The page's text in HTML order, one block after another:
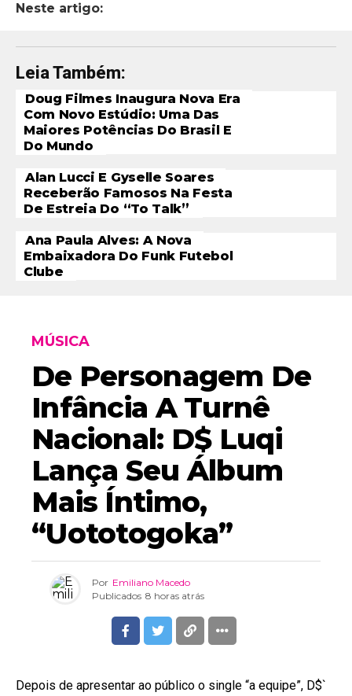
Neste artigo:
Leia Também:
Doug Filmes Inaugura Nova Era
Com Novo Estúdio: Uma Das
Maiores Potências Do Brasil E
Do Mundo
Alan Lucci E Gyselle Soares
Receberão Famosos Na Festa
De Estreia Do “To Talk”
Ana Paula Alves: A Nova
Embaixadora Do Funk Futebol
Clube
MÚSICA
De Personagem De
Infância A Turnê
Nacional: D$ Luqi
Lança Seu Álbum
Mais Íntimo,
“Uototogoka”
Por Emiliano Macedo
Publicados 8 horas atrás
Depois de apresentar ao público o single “a equipe”, D$`